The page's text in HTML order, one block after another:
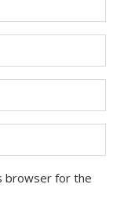
browser for the